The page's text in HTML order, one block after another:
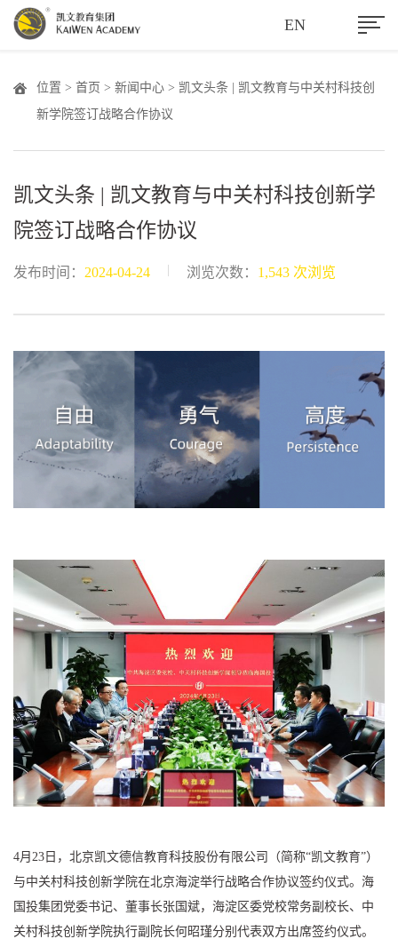
EN
位置 > 首页 > 新闻中心 > 凯文头条 | 凯文教育与中关村科技创
新学院签订战略合作协议
凯文头条 | 凯文教育与中关村科技创新学
院签订战略合作协议
发布时间： 2024-04-24 浏览次数： 1,543 次浏览
4月23日，北京凯文德信教育科技股份有限公司（简称“凯文教育”）
与中关村科技创新学院在北京海淀举行战略合作协议签约仪式。海
国投集团党委书记、董事长张国斌，海淀区委党校常务副校长、中
关村科技创新学院执行副院长何昭瑾分别代表双方出席签约仪式。